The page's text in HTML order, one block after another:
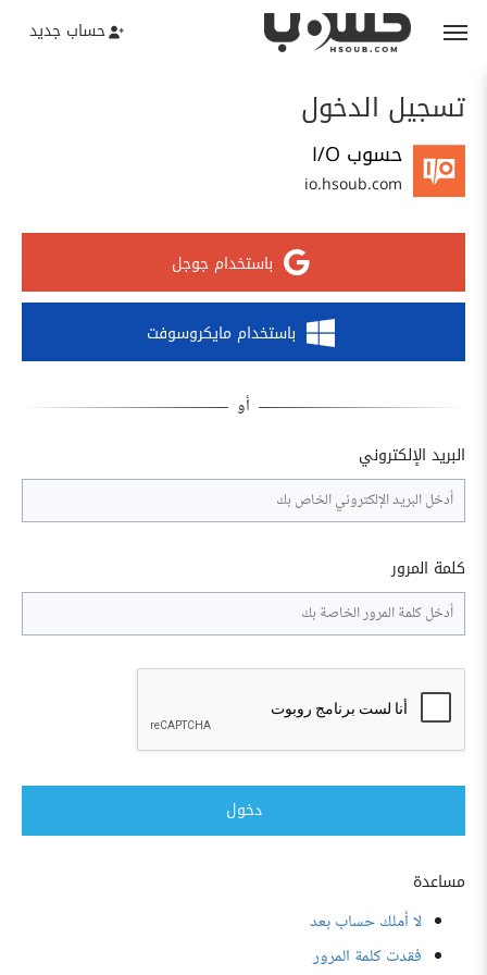
حساب جديد
تسجيل الدخول
حسوب I/O
io.hsoub.com
باستخدام جوجل
باستخدام مايكروسوفت
البريد الإلكتروني
كلمة المرور
دخول
مساعدة
لا أملك حساب بعد
فقدت كلمة المرور